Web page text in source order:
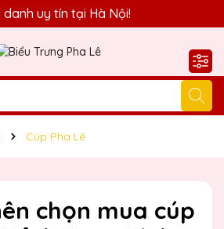
Pha Lê QTG xin chào Quý Khách!
uy tín tại Hà Nội!
Cúp Pha Lê
chọn mua cúp